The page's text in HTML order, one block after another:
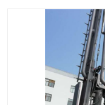
流体装卸臂